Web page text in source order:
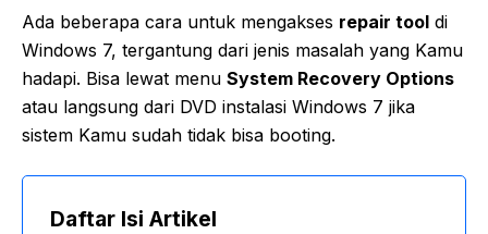
Ada beberapa cara untuk mengakses repair tool di
Windows 7, tergantung dari jenis masalah yang Kamu
hadapi. Bisa lewat menu System Recovery Options
atau langsung dari DVD instalasi Windows 7 jika
sistem Kamu sudah tidak bisa booting.
Daftar Isi Artikel